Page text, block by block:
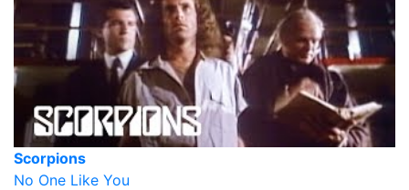
Scorpions
No One Like You